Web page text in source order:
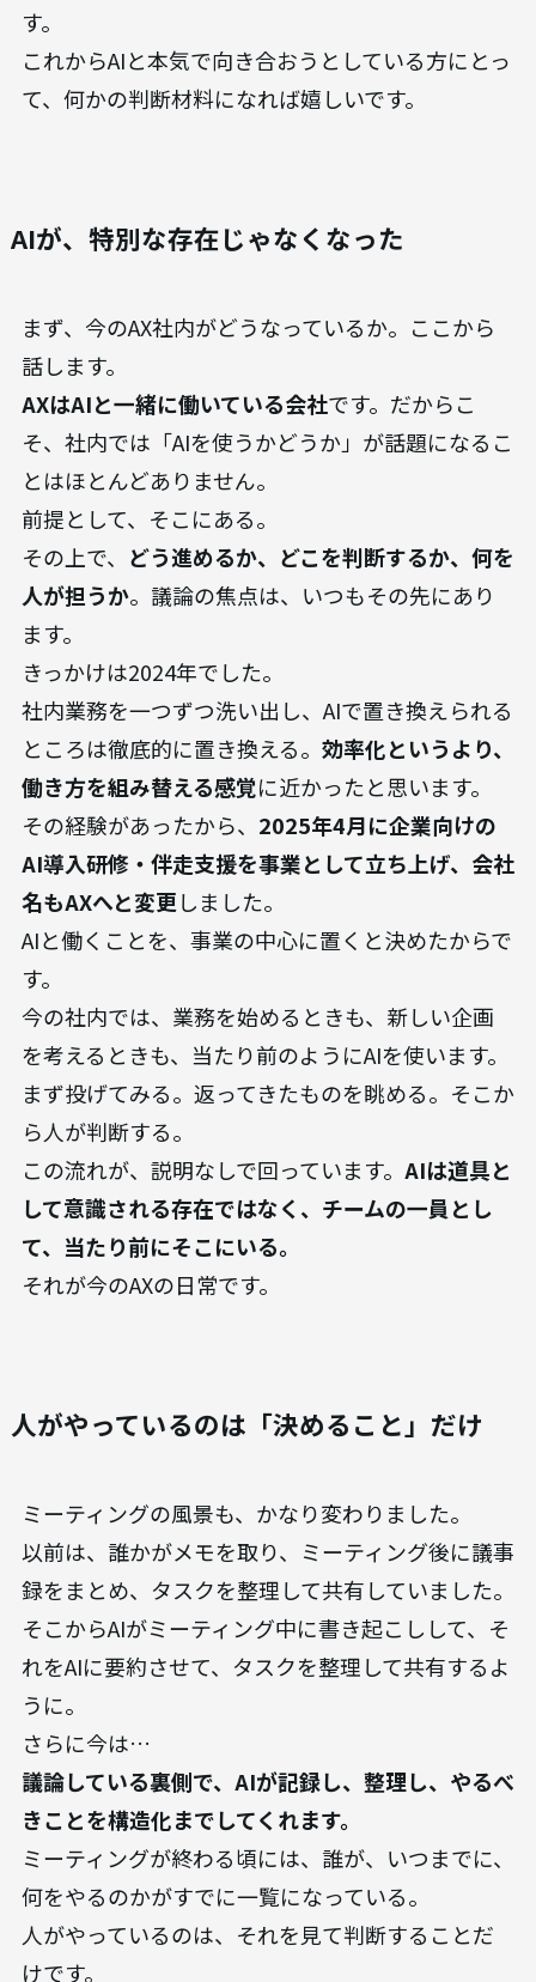
す。
これからAIと本気で向き合おうとしている方にとっ
て、何かの判断材料になれば嬉しいです。
AIが、特別な存在じゃなくなった
まず、今のAX社内がどうなっているか。ここから
話します。
AXはAIと一緒に働いている会社です。だからこ
そ、社内では「AIを使うかどうか」が話題になるこ
とはほとんどありません。
前提として、そこにある。
その上で、 どう進めるか、どこを判断するか、何を
人が担うか。議論の焦点は、いつもその先にあり
ます。
きっかけは2024年でした。
社内業務を一つずつ洗い出し、AIで置き換えられる
ところは徹底的に置き換える。 効率化というより、
働き方を組み替える感覚に近かったと思います。
その経験があったから、 2025年4月に企業向けの
AI導入研修・伴走支援を事業として立ち上げ、会社
名もAXへと変更しました。
AIと働くことを、事業の中心に置くと決めたからで
す。
今の社内では、業務を始めるときも、新しい企画
を考えるときも、当たり前のようにAIを使います。
まず投げてみる。返ってきたものを眺める。そこか
ら人が判断する。
この流れが、説明なしで回っています。 AIは道具と
して意識される存在ではなく、チームの一員とし
て、当たり前にそこにいる。
それが今のAXの日常です。
人がやっているのは「決めること」だけ
ミーティングの風景も、かなり変わりました。
以前は、誰かがメモを取り、ミーティング後に議事
録をまとめ、タスクを整理して共有していました。
そこからAIがミーティング中に書き起こしして、そ
れをAIに要約させて、タスクを整理して共有するよ
うに。
さらに今は…
議論している裏側で、AIが記録し、整理し、やるべ
きことを構造化までしてくれます。
ミーティングが終わる頃には、誰が、いつまでに、
何をやるのかがすでに一覧になっている。
人がやっているのは、それを見て判断することだ
けです。